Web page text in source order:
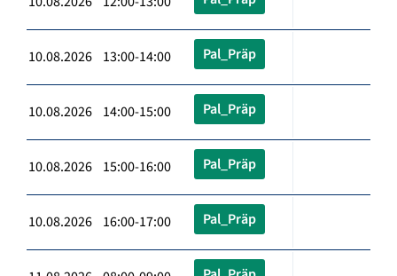
10.08.2026 13:00-14:00 Pal_Präp
10.08.2026 14:00-15:00 Pal_Präp
10.08.2026 15:00-16:00 Pal_Präp
10.08.2026 16:00-17:00 Pal_Präp